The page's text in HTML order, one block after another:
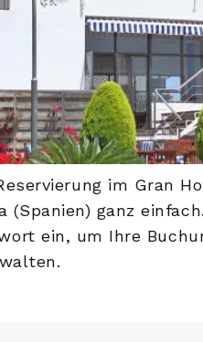
im Gran
(Spanien) ganz einfach.
ein, um Ihre